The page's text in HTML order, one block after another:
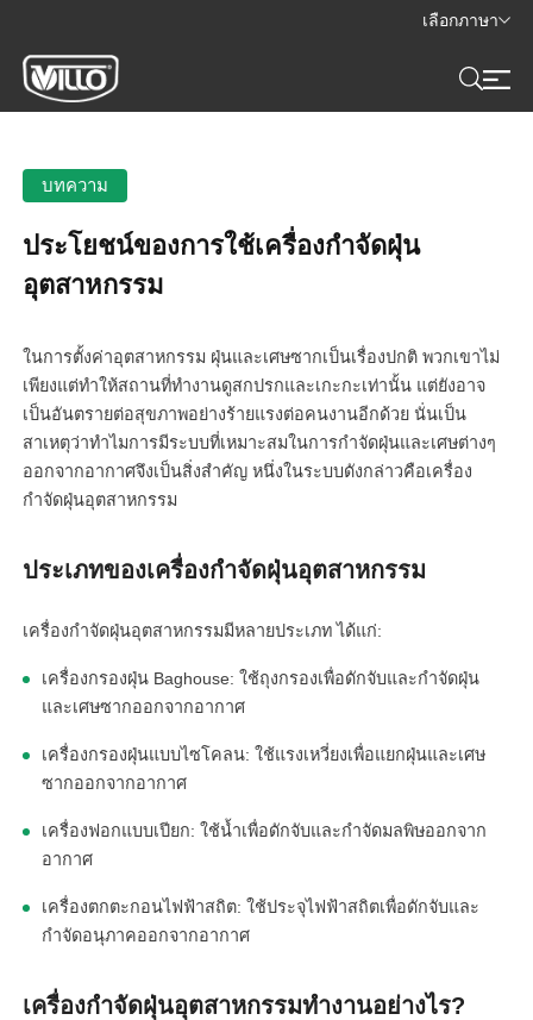
เลือกภาษา
บทความ
ประโยชน์ของการใช้เครื่องกำจัดฝุ่น
อุตสาหกรรม
ในการตั้งค่าอุตสาหกรรม ฝุ่นและเศษซากเป็นเรื่องปกติ พวกเขาไม่
เพียงแต่ทำให้สถานที่ทำงานดูสกปรกและเกะกะเท่านั้น แต่ยังอาจ
เป็นอันตรายต่อสุขภาพอย่างร้ายแรงต่อคนงานอีกด้วย นั่นเป็น
สาเหตุว่าทำไมการมีระบบที่เหมาะสมในการกำจัดฝุ่นและเศษต่างๆ
ออกจากอากาศจึงเป็นสิ่งสำคัญ หนึ่งในระบบดังกล่าวคือเครื่อง
กำจัดฝุ่นอุตสาหกรรม
ประเภทของเครื่องกำจัดฝุ่นอุตสาหกรรม
เครื่องกำจัดฝุ่นอุตสาหกรรมมีหลายประเภท ได้แก่:
เครื่องกรองฝุ่น Baghouse: ใช้ถุงกรองเพื่อดักจับและกำจัดฝุ่น
และเศษซากออกจากอากาศ
เครื่องกรองฝุ่นแบบไซโคลน: ใช้แรงเหวี่ยงเพื่อแยกฝุ่นและเศษ
ซากออกจากอากาศ
เครื่องฟอกแบบเปียก: ใช้น้ำเพื่อดักจับและกำจัดมลพิษออกจาก
อากาศ
เครื่องตกตะกอนไฟฟ้าสถิต: ใช้ประจุไฟฟ้าสถิตเพื่อดักจับและ
กำจัดอนุภาคออกจากอากาศ
เครื่องกำจัดฝุ่นอุตสาหกรรมทำงานอย่างไร?